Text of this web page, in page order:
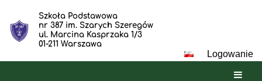
Szkoła Podstawowa
nr 387 im. Szarych Szeregów
ul. Marcina Kasprzaka 1/3
01-211 Warszawa
Logowanie